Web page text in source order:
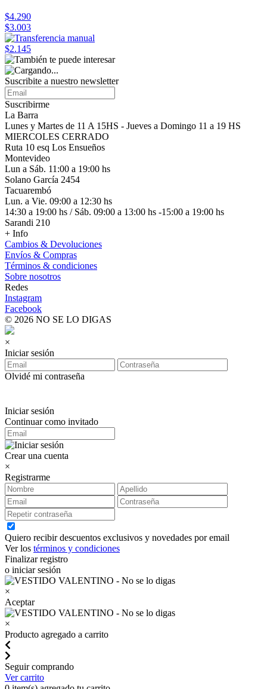
$4.290
$3.003
$2.145
Suscribite a nuestro newsletter
Suscribirme
La Barra
Lunes y Martes de 11 A 15HS - Jueves a Domingo 11 a 19 HS
MIERCOLES CERRADO
Ruta 10 esq Los Ensueños
Montevideo
Lun a Sáb. 11:00 a 19:00 hs
Solano García 2454
Tacuarembó
Lun. a Vie. 09:00 a 12:30 hs
14:30 a 19:00 hs / Sáb. 09:00 a 13:00 hs -15:00 a 19:00 hs
Sarandi 210
+ Info
Cambios & Devoluciones
Envíos & Compras
Términos & condiciones
Sobre nosotros
Redes
Instagram
Facebook
© 2026 NO SE LO DIGAS
×
Iniciar sesión
Olvidé mi contraseña
Iniciar sesión
Continuar como invitado
Crear una cuenta
×
Registrarme
Quiero recibir descuentos exclusivos y novedades por email
Ver los términos y condiciones
Finalizar registro
o iniciar sesión
×
Aceptar
×
Producto agregado a carrito
Seguir comprando
Ver carrito